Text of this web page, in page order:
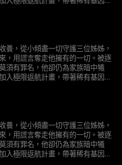
麼……
養，從小傾盡一切守護三位姊姊，
，用謊言奪走他擁有的一切。被逐
須有罪名，他卻仍為家族暗中犧
入極限返航計畫，帶著稀有基因獨
麼……
養，從小傾盡一切守護三位姊姊，
，用謊言奪走他擁有的一切。被逐
須有罪名，他卻仍為家族暗中犧
入極限返航計畫，帶著稀有基因獨